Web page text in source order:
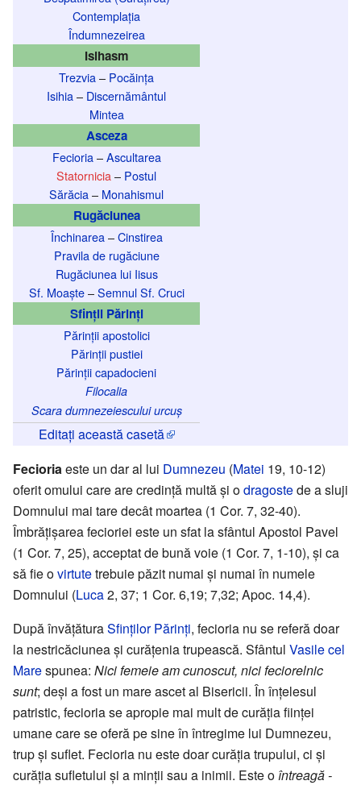
Contemplația
Îndumnezeirea
Isihasm
Trezvia– Pocăința
Isihia– Discernământul
Mintea
Asceza
Fecioria–Ascultarea
Statornicia – Postul
Sărăcia– Monahismul
Rugăciunea
Închinarea–Cinstirea
Pravila de rugăciune
Rugăciunea lui Iisus
Sf. Moaște–Semnul Sf. Cruci
Sfinții Părinți
Părinții apostolici
Părinții pustiei
Părinții capadocieni
Filocalia
Scara dumnezeiescului urcuș
Editați această casetă
Fecioria este un dar al lui Dumnezeu (Matei 19, 10-12)
oferit omului care are credință multă și odragostede a sluji
Domnului mai tare decât moartea (1 Cor. 7, 32-40).
Îmbrățișarea fecioriei este un sfat la sfântul Apostol Pavel
(1 Cor. 7, 25), acceptat de bună voie (1 Cor. 7, 1-10), și ca
să fie ovirtutetrebuie păzit numai și numai în numele
Domnului (Luca2, 37; 1 Cor. 6,19; 7,32; Apoc. 14,4).
După învățăturaSfinților Părinți, fecioria nu se referă doar
la nestricăciunea și curățenia trupească. Sfântul Vasile cel
Marespunea: Nici femeie am cunoscut, nici feciorelnic
sunt; deși a fost un mare ascet al Bisericii. În înțelesul
patristic, fecioria se apropie mai mult de curăția ființei
umane care se oferă pe sine în întregime lui Dumnezeu,
trup și suflet. Fecioria nu este doar curăția trupului, ci și
curăția sufletului și a minții sau a inimii. Este o întreagă -